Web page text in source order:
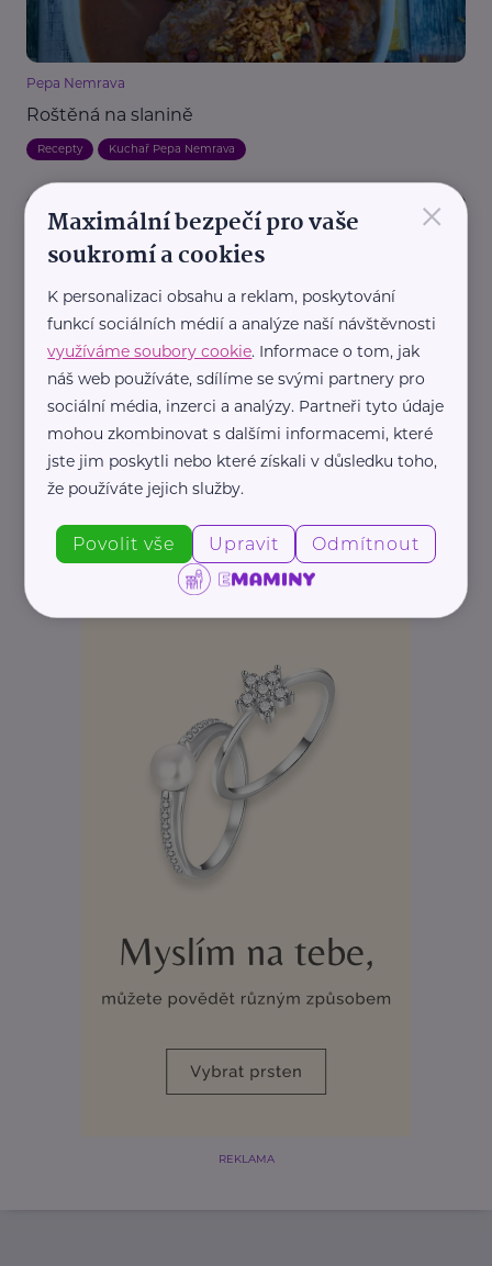
Pepa Nemrava
Roštěná na slanině
Recepty Kuchař Pepa Nemrava
Segedínský guláš
Kuchař Pepa Nemrava Recepty
REKLAMA
×
Maximální bezpečí pro vaše
soukromí a cookies
K personalizaci obsahu a reklam, poskytování
funkcí sociálních médií a analýze naší návštěvnosti
využíváme soubory cookie. Informace o tom, jak
náš web používáte, sdílíme se svými partnery pro
sociální média, inzerci a analýzy. Partneři tyto údaje
mohou zkombinovat s dalšími informacemi, které
jste jim poskytli nebo které získali v důsledku toho,
že používáte jejich služby.
Povolit vše Upravit Odmítnout